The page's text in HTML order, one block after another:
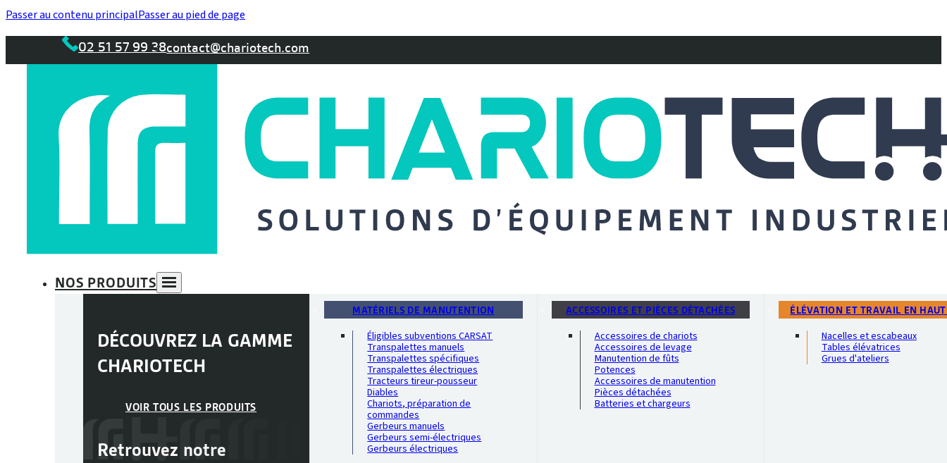
Passer au contenu principalPasser au pied de page
02 51 57 99 38contact@chariotech.com
NOS PRODUITS
DÉCOUVREZ LA GAMME
CHARIOTECH
VOIR TOUS LES PRODUITS
Retrouvez notre
MATÉRIELS DE MANUTENTION
Éligibles subventions CARSAT
Transpalettes manuels
Transpalettes spécifiques
Transpalettes électriques
Tracteurs tireur-pousseur
Diables
Chariots, préparation de
commandes
Gerbeurs manuels
Gerbeurs semi-électriques
Gerbeurs électriques
ACCESSOIRES ET PIÈCES DÉTACHÉES
Accessoires de chariots
Accessoires de levage
Manutention de fûts
Potences
Accessoires de manutention
Pièces détachées
Batteries et chargeurs
ÉLÉVATION ET TRAVAIL EN
Nacelles et escabeaux
Tables élévatrices
Grues d'ateliers